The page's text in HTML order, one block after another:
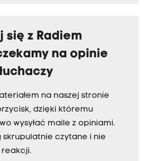
się z Radiem
na opinie
na naszej stronie
dzięki któremu
wysyłać maile z opiniami.
skrupulatnie czytane i nie
reakcji.